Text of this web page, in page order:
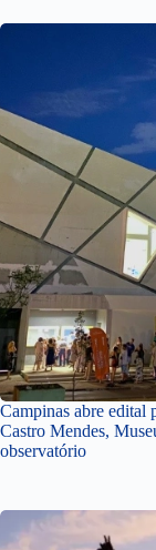
Campinas abre edital
Castro Mendes,
observatório